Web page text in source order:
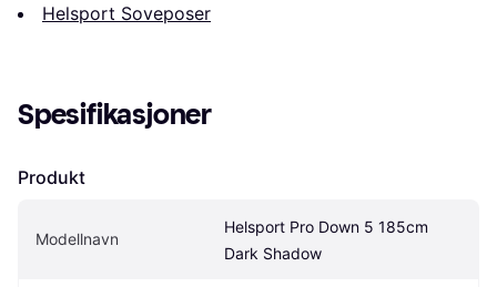
Helsport Soveposer
Spesifikasjoner
Produkt
Modellnavn
Helsport Pro Down 5 185cm
Dark Shadow